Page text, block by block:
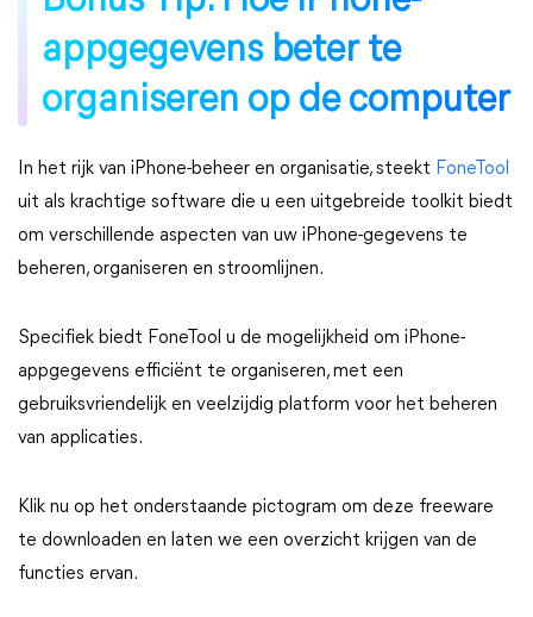
appgegevens beter te
organiseren op de computer
In het rijk van iPhone-beheer en organisatie, steekt FoneTool
uit als krachtige software die u een uitgebreide toolkit biedt
om verschillende aspecten van uw iPhone-gegevens te
beheren, organiseren en stroomlijnen.
Specifiek biedt FoneTool u de mogelijkheid om iPhone-
appgegevens efficiënt te organiseren, met een
gebruiksvriendelijk en veelzijdig platform voor het beheren
van applicaties.
Klik nu op het onderstaande pictogram om deze freeware
te downloaden en laten we een overzicht krijgen van de
functies ervan.